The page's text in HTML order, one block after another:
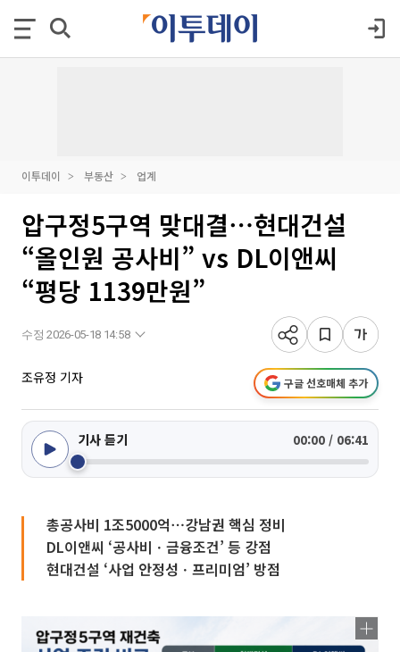
이투데이 부동산 업계
압구정5구역 맞대결⋯현대건설
“올인원 공사비” vs DL이앤씨
“평당 1139만원”
수정 2026-05-18 14:58
조유정 기자 구글 선호매체 추가
기사 듣기 00:00 / 06:41
총공사비 1조5000억⋯강남권 핵심 정비
DL이앤씨 ‘공사비ㆍ금융조건’ 등 강점
현대건설 ‘사업 안정성ㆍ프리미엄’ 방점